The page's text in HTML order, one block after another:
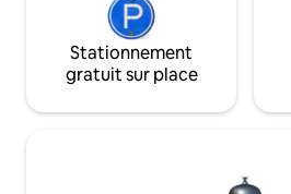
Stationnement
gratuit sur place